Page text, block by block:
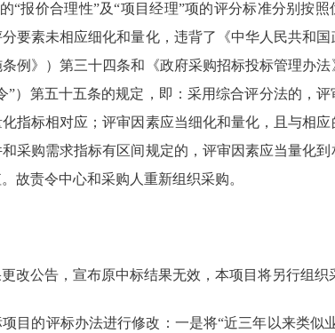
“报价合理性”及“项目经理”项的评分标准分别按
要素未相应细化和量化，违背了《中华人民共和
例》）第三十四条和《政府采购招标投标管理办
”）第五十五条的规定，即：采用综合评分法的，
指标相对应；评审因素应当细化和量化，且与相
采购需求指标有区间规定的，评审因素应当量化
故责令中心和采购人重新组织采购。
改公告，宣布原中标结果无效，本项目将另行组织
目的评标办法进行修改：一是将“近三年以来类似